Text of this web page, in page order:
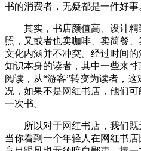
书的消费者，无疑都是一件好事
其实，书店颜值高、设计精
照，又或者也卖咖啡、卖简餐
文化内涵并不冲突。经过时间
知识本身的读者，其中一些来“
阅读，从“游客”转变为读者，
况，如果不是网红书店，他们
一次书。
所以对于网红书店，我们既
当你看到一个年轻人在网红书